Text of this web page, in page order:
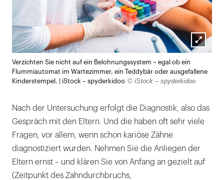
Verzichten Sie nicht auf ein Belohnungssystem – egal ob ein
Flummiautomat im Wartezimmer, ein Teddybär oder ausgefallene
Kinderstempel. | iStock – spyderkidoo © iStock – spyderkidoo
Nach der Untersuchung erfolgt die Diagnostik, also das
Gespräch mit den Eltern. Und die haben oft sehr viele
Fragen, vor allem, wenn schon kariöse Zähne
diagnostiziert wurden. Nehmen Sie die Anliegen der
Eltern ernst – und klären Sie von Anfang an gezielt auf
(Zeitpunkt des Zahndurchbruchs,